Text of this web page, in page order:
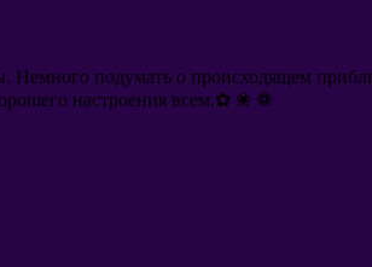
. Немного подумать о происходящем
настроения всем.✿ ❀ ❁